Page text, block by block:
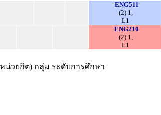
ENG511
(2) 1,
L1
ENG210
(2) 1,
L1
น่วยกิต) กลุ่ม ระดับการศึกษา